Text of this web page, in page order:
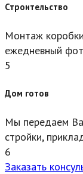
Строительство
Монтаж
ежедневный
5
Дом готов
Мы передаем
стройки,
6
Заказать